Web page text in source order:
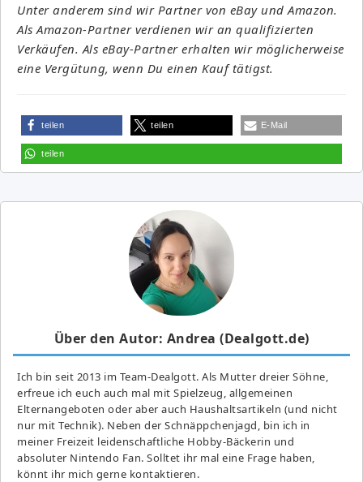
Unter anderem sind wir Partner von eBay und Amazon.
Als Amazon-Partner verdienen wir an qualifizierten
Verkäufen. Als eBay-Partner erhalten wir möglicherweise
eine Vergütung, wenn Du einen Kauf tätigst.
teilen teilen E-Mail
teilen
Über den Autor: Andrea (Dealgott.de)
Ich bin seit 2013 im Team-Dealgott. Als Mutter dreier Söhne,
erfreue ich euch auch mal mit Spielzeug, allgemeinen
Elternangeboten oder aber auch Haushaltsartikeln (und nicht
nur mit Technik). Neben der Schnäppchenjagd, bin ich in
meiner Freizeit leidenschaftliche Hobby-Bäckerin und
absoluter Nintendo Fan. Solltet ihr mal eine Frage haben,
könnt ihr mich gerne kontaktieren.